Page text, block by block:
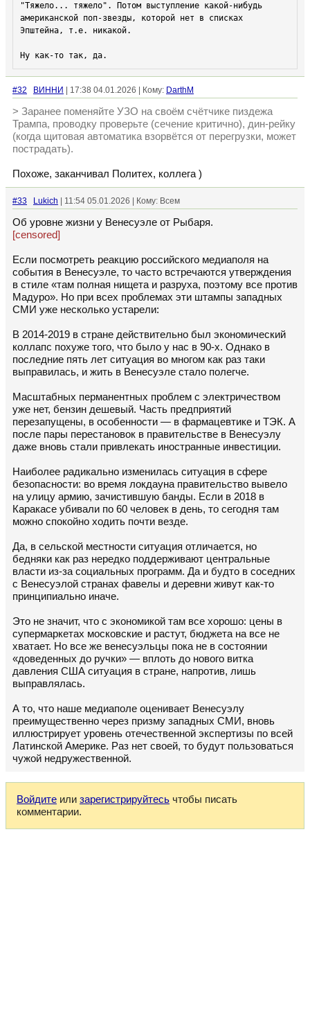
"Тяжело... тяжело". Потом выступление какой-нибудь
американской поп-звезды, которой нет в списках
Эпштейна, т.е. никакой.
Ну как-то так, да.
#32 ВИННИ | 17:38 04.01.2026 | Кому: DarthM
> Заранее поменяйте УЗО на своём счётчике пиздежа
Трампа, проводку проверьте (сечение критично), дин-рейку
(когда щитовая автоматика взорвётся от перегрузки, может
пострадать).
Похоже, заканчивал Политех, коллега )
#33 Lukich | 11:54 05.01.2026 | Кому: Всем
Об уровне жизни у Венесуэле от Рыбаря.
[censored]
Если посмотреть реакцию российского медиаполя на
события в Венесуэле, то часто встречаются утверждения
в стиле «там полная нищета и разруха, поэтому все против
Мадуро». Но при всех проблемах эти штампы западных
СМИ уже несколько устарели:
В 2014-2019 в стране действительно был экономический
коллапс похуже того, что было у нас в 90-х. Однако в
последние пять лет ситуация во многом как раз таки
выправилась, и жить в Венесуэле стало полегче.
Масштабных перманентных проблем с электричеством
уже нет, бензин дешевый. Часть предприятий
перезапущены, в особенности — в фармацевтике и ТЭК. А
после пары перестановок в правительстве в Венесуэлу
даже вновь стали привлекать иностранные инвестиции.
Наиболее радикально изменилась ситуация в сфере
безопасности: во время локдауна правительство вывело
на улицу армию, зачистившую банды. Если в 2018 в
Каракасе убивали по 60 человек в день, то сегодня там
можно спокойно ходить почти везде.
Да, в сельской местности ситуация отличается, но
бедняки как раз нередко поддерживают центральные
власти из-за социальных программ. Да и будто в соседних
с Венесуэлой странах фавелы и деревни живут как-то
принципиально иначе.
Это не значит, что с экономикой там все хорошо: цены в
супермаркетах московские и растут, бюджета на все не
хватает. Но все же венесуэльцы пока не в состоянии
«доведенных до ручки» — вплоть до нового витка
давления США ситуация в стране, напротив, лишь
выправлялась.
А то, что наше медиаполе оценивает Венесуэлу
преимущественно через призму западных СМИ, вновь
иллюстрирует уровень отечественной экспертизы по всей
Латинской Америке. Раз нет своей, то будут пользоваться
чужой недружественной.
Войдите или зарегистрируйтесь чтобы писать
комментарии.